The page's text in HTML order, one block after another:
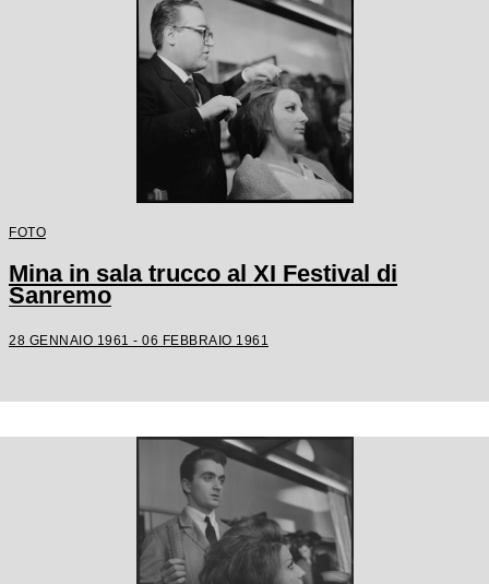
FOTO
Mina in sala trucco al XI Festival di
Sanremo
28 GENNAIO 1961 - 06 FEBBRAIO 1961